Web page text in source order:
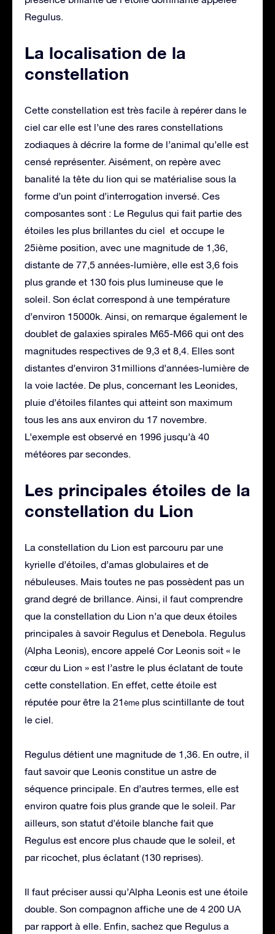
Regulus.
La localisation de la
constellation
Cette constellation est très facile à repérer dans le
ciel car elle est l’une des rares constellations
zodiaques à décrire la forme de l’animal qu’elle est
censé représenter. Aisément, on repère avec
banalité la tête du lion qui se matérialise sous la
forme d’un point d’interrogation inversé. Ces
composantes sont : Le Regulus qui fait partie des
étoiles les plus brillantes du ciel et occupe le
25ième position, avec une magnitude de 1,36,
distante de 77,5 années-lumière, elle est 3,6 fois
plus grande et 130 fois plus lumineuse que le
soleil. Son éclat correspond à une température
d’environ 15000k. Ainsi, on remarque également le
doublet de galaxies spirales M65-M66 qui ont des
magnitudes respectives de 9,3 et 8,4. Elles sont
distantes d’environ 31millions d’années-lumière de
la voie lactée. De plus, concernant les Leonides,
pluie d’étoiles filantes qui atteint son maximum
tous les ans aux environ du 17 novembre.
L’exemple est observé en 1996 jusqu’à 40
météores par secondes.
Les principales étoiles de la
constellation du Lion
La constellation du Lion est parcouru par une
kyrielle d’étoiles, d’amas globulaires et de
nébuleuses. Mais toutes ne pas possèdent pas un
grand degré de brillance. Ainsi, il faut comprendre
que la constellation du Lion n’a que deux étoiles
principales à savoir Regulus et Denebola. Regulus
(Alpha Leonis), encore appelé Cor Leonis soit « le
cœur du Lion » est l’astre le plus éclatant de toute
cette constellation. En effet, cette étoile est
réputée pour être la 21ème plus scintillante de tout
le ciel.
Regulus détient une magnitude de 1,36. En outre, il
faut savoir que Leonis constitue un astre de
séquence principale. En d’autres termes, elle est
environ quatre fois plus grande que le soleil. Par
ailleurs, son statut d’étoile blanche fait que
Regulus est encore plus chaude que le soleil, et
par ricochet, plus éclatant (130 reprises).
Il faut préciser aussi qu’Alpha Leonis est une étoile
double. Son compagnon affiche une de 4 200 UA
par rapport à elle. Enfin, sachez que Regulus a